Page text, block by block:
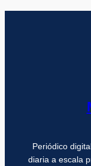
Periódico
diaria a escala